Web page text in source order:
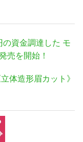
の資金調達した モ
売を開始！
体造形眉カット》